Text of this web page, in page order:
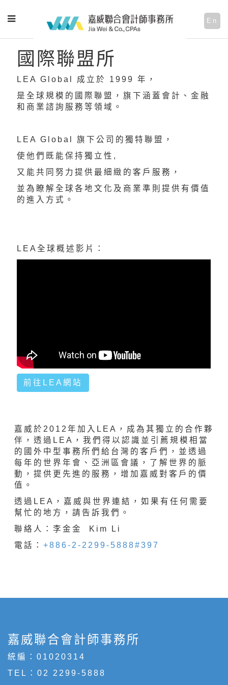
En
國際聯盟所
LEA Global 成立於 1999 年，
是全球規模的國際聯盟，旗下涵蓋會計、金融
和商業諮詢服務等領域。
LEA Global 旗下公司的獨特聯盟，
使他們既能保持獨立性,
又能共同努力提供最細緻的客戶服務，
並為瞭解全球各地文化及商業準則提供有價值
的進入方式。
LEA全球概述影片：
前往LEA網站
嘉威於2012年加入LEA，成為其獨立的合作夥
伴，透過LEA，我們得以認識並引薦規模相當
的國外中型事務所們給台灣的客戶們，並透過
每年的世界年會、亞洲區會議，了解世界的脈
動，提供更先進的服務，增加嘉威對客戶的價
值。
透過LEA，嘉威與世界連結，如果有任何需要
幫忙的地方，請告訴我們。
聯絡人：李金金 Kim Li
電話： +886-2-2299-5888#397
嘉威聯合會計師事務所
統編：01020314
TEL： 02 2299-5888